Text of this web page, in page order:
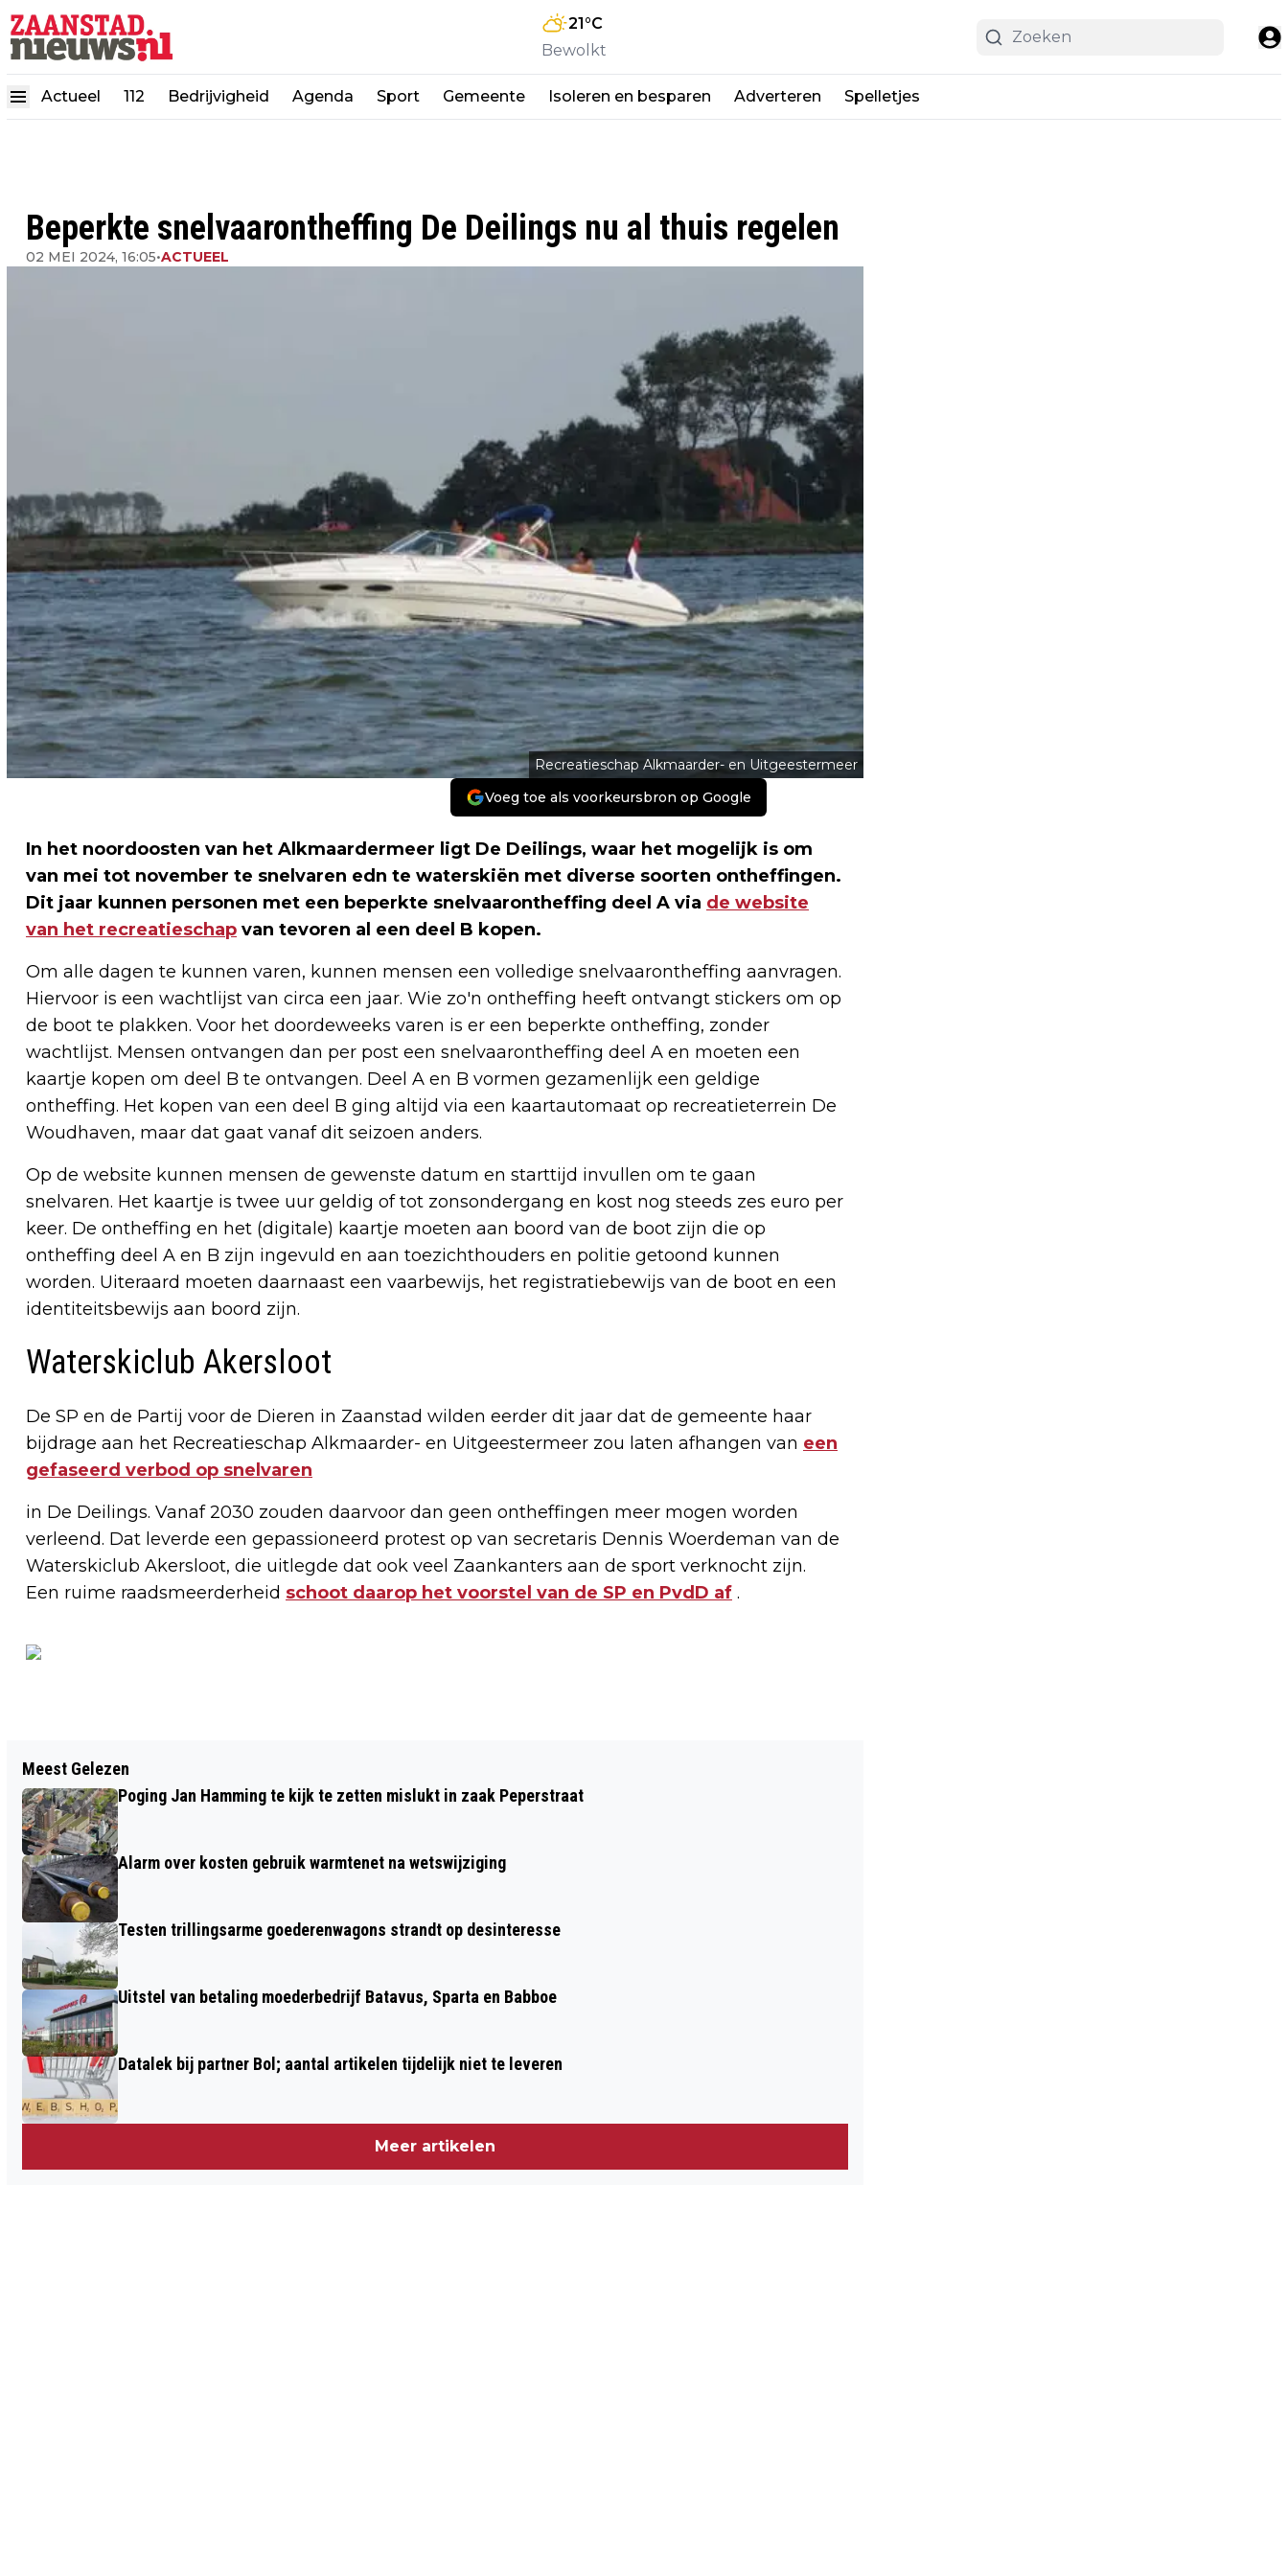
21°C
Bewolkt
Actueel 112 Bedrijvigheid Agenda Sport Gemeente Isoleren en besparen Adverteren Spelletjes
Beperkte snelvaarontheffing De Deilings nu al thuis regelen
02 MEI 2024, 16:05•ACTUEEL
Recreatieschap Alkmaarder- en Uitgeestermeer
Voeg toe als voorkeursbron op Google
In het noordoosten van het Alkmaardermeer ligt De Deilings, waar het mogelijk is om
van mei tot november te snelvaren edn te waterskiën met diverse soorten ontheffingen.
Dit jaar kunnen personen met een beperkte snelvaarontheffing deel A via de website
van het recreatieschap van tevoren al een deel B kopen.
Om alle dagen te kunnen varen, kunnen mensen een volledige snelvaarontheffing aanvragen.
Hiervoor is een wachtlijst van circa een jaar. Wie zo'n ontheffing heeft ontvangt stickers om op
de boot te plakken. Voor het doordeweeks varen is er een beperkte ontheffing, zonder
wachtlijst. Mensen ontvangen dan per post een snelvaarontheffing deel A en moeten een
kaartje kopen om deel B te ontvangen. Deel A en B vormen gezamenlijk een geldige
ontheffing. Het kopen van een deel B ging altijd via een kaartautomaat op recreatieterrein De
Woudhaven, maar dat gaat vanaf dit seizoen anders.
Op de website kunnen mensen de gewenste datum en starttijd invullen om te gaan
snelvaren. Het kaartje is twee uur geldig of tot zonsondergang en kost nog steeds zes euro per
keer. De ontheffing en het (digitale) kaartje moeten aan boord van de boot zijn die op
ontheffing deel A en B zijn ingevuld en aan toezichthouders en politie getoond kunnen
worden. Uiteraard moeten daarnaast een vaarbewijs, het registratiebewijs van de boot en een
identiteitsbewijs aan boord zijn.
Waterskiclub Akersloot
De SP en de Partij voor de Dieren in Zaanstad wilden eerder dit jaar dat de gemeente haar
bijdrage aan het Recreatieschap Alkmaarder- en Uitgeestermeer zou laten afhangen van een
gefaseerd verbod op snelvaren
in De Deilings. Vanaf 2030 zouden daarvoor dan geen ontheffingen meer mogen worden
verleend. Dat leverde een gepassioneerd protest op van secretaris Dennis Woerdeman van de
Waterskiclub Akersloot, die uitlegde dat ook veel Zaankanters aan de sport verknocht zijn.
Een ruime raadsmeerderheid schoot daarop het voorstel van de SP en PvdD af .
BEDRIJVEN ACHTERSLUISPOLDER
TEGEN STRIKTER PARKEERBELEID
KILOMETER MINDER NATUURGEBIED
Meest Gelezen
Poging Jan Hamming te kijk te zetten mislukt in zaak Peperstraat
Alarm over kosten gebruik warmtenet na wetswijziging
Testen trillingsarme goederenwagons strandt op desinteresse
Uitstel van betaling moederbedrijf Batavus, Sparta en Babboe
Datalek bij partner Bol; aantal artikelen tijdelijk niet te leveren
Meer artikelen